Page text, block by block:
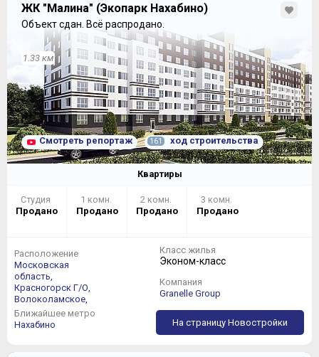
ЖК "Малина" (Экопарк Нахабино)
Объект сдан. Всё распродано.
1.33 км
Смотреть репортаж 161 ход строительства
Квартиры
Студия
Продано
1 комн.
Продано
2 комн.
Продано
3 комн.
Продано
Расположение
Московская
область,
Красногорск Г/О,
Волоколамское,
Ближайшее метро
Нахабино
Класс жилья
Эконом-класс
Компания
Granelle Group
На страницу Новостройки